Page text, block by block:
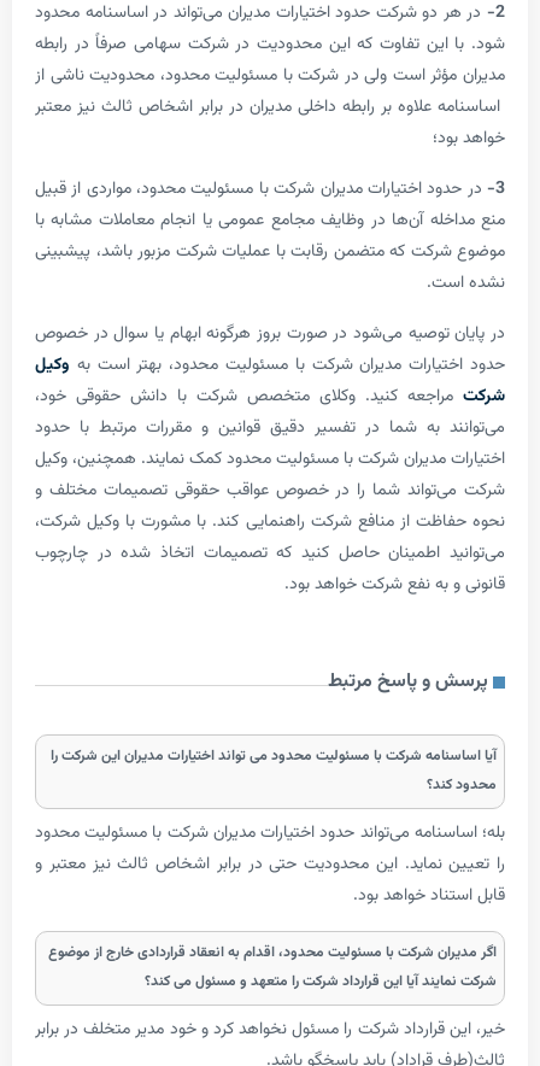
شرکت حدود اختیارات مدیران می‌تواند در اساسنامه محدود
تفاوت که این محدودیت در شرکت سهامی صرفاً در رابطه
است ولی در شرکت با مسئولیت محدود، محدودیت ناشی از
علاوه بر رابطه داخلی مدیران در برابر اشخاص ثالث نیز معتبر
اختیارات مدیران شرکت با مسئولیت محدود، مواردی از قبیل
آن‌ها در وظایف مجامع عمومی یا انجام معاملات مشابه با
که متضمن رقابت با عملیات شرکت مزبور باشد، پیشبینی
توصیه می‌شود در صورت بروز هرگونه ابهام یا سوال در خصوص
مدیران شرکت با مسئولیت محدود، بهتر است به وکیل
کنید. وکلای متخصص شرکت با دانش حقوقی خود،
به شما در تفسیر دقیق قوانین و مقررات مرتبط با حدود
مدیران شرکت با مسئولیت محدود کمک نمایند. همچنین، وکیل
شما را در خصوص عواقب حقوقی تصمیمات مختلف و
از منافع شرکت راهنمایی کند. با مشورت با وکیل شرکت،
اطمینان حاصل کنید که تصمیمات اتخاذ شده در چارچوب
به نفع شرکت خواهد بود.
و پاسخ مرتبط
شرکت با مسئولیت محدود می تواند اختیارات مدیران این شرکت را
می‌تواند حدود اختیارات مدیران شرکت با مسئولیت محدود
نماید. این محدودیت حتی در برابر اشخاص ثالث نیز معتبر و
خواهد بود.
شرکت با مسئولیت محدود، اقدام به انعقاد قراردادی خارج از موضوع
آیا این قرارداد شرکت را متعهد و مسئول می کند؟
قرارداد شرکت را مسئول نخواهد کرد و خود مدیر متخلف در برابر